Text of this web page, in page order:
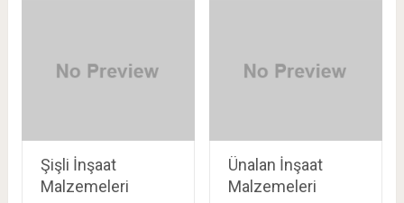
Şişli İnşaat
Malzemeleri
Ünalan İnşaat
Malzemeleri